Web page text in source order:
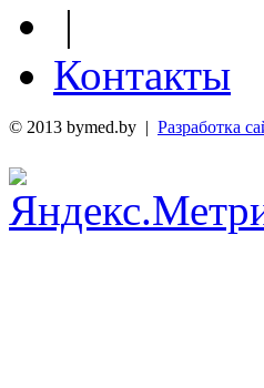
|
Контакты
© 2013 bymed.by | Разработка